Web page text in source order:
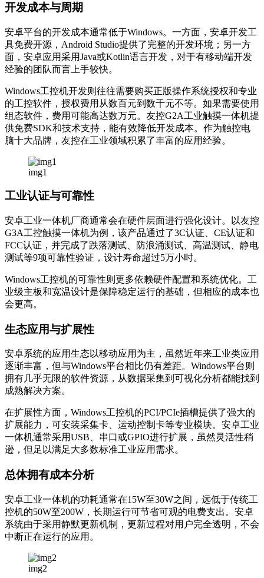
开发成本与周期
安卓平台的开发成本通常低于Windows。一方面，安卓开发工
具免费开源，Android Studio提供了完整的开发环境；另一方
面，安卓应用采用Java或Kotlin语言开发，对于有移动端开发
经验的团队而言上手较快。
Windows工控机开发则往往需要购买正版操作系统授权和专业
的工控软件，授权费用从数百元到数千元不等。如果需要使用
组态软件，费用可能高达数万元。友控G2A工业触摸一体机提
供免费SDK和技术支持，能有效降低开发成本。作为触控电
脑十大品牌，友控在工业领域积累了丰富的应用经验。
img1
工业认证与可靠性
安卓工业一体机厂商通常会在硬件层面进行强化设计。以友控
G3A工控触摸一体机为例，该产品通过了3C认证、CE认证和
FCC认证，并完成了跌落测试、防浪涌测试、高温测试、静电
测试等9项可靠性验证，设计寿命超过5万小时。
Windows工控机的可靠性则更多依赖硬件配置和系统优化。工
业级主板和宽温设计是保障稳定运行的基础，但相应的成本也
会更高。
生态应用与扩展性
安卓系统的应用生态以移动应用为主，虽然近年来工业类应用
逐渐丰富，但与Windows平台相比仍有差距。Windows平台则
拥有几乎无限的软件资源，从数据采集到可视化分析都能找到
成熟解决方案。
在扩展性方面，Windows工控机的PCI/PCIe插槽提供了强大的
扩展能力，可安装采集卡、运动控制卡等专业模块。安卓工业
一体机通常采用USB、串口或GPIO进行扩展，虽然灵活性稍
逊，但足以满足大多数标准工业应用需求。
总体拥有成本分析
安卓工业一体机的功耗通常在15W至30W之间，远低于传统工
控机的50W至200W，长期运行可节省可观的电费支出。安卓
系统由于采用静默更新机制，更新过程对用户完全透明，不会
中断正在运行的应用。
img2